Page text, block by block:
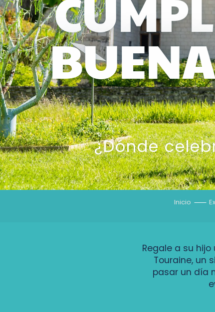
¿Dónde
Inicio
Regale a su
Touraine, un
pasar un día